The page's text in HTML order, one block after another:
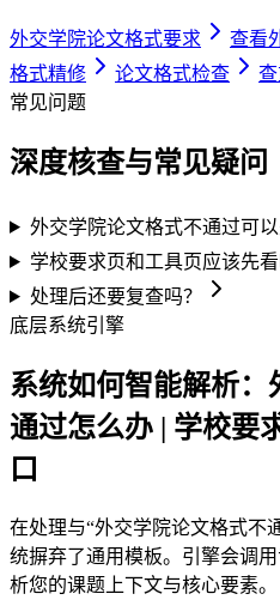
外交学院论文格式要求 查看
格式精修
论文格式检查
常见问题
深度核查与常见疑问
外交学院论文格式不通过可以
学校要求页和工具页应该先看
处理后还要复查吗？
底层系统引擎
系统如何智能解析
通过怎么办 | 学校要
口
在处理与“外交学院论文格式不
统摒弃了通用模板。引擎会调
析您的课题上下文与核心要素。